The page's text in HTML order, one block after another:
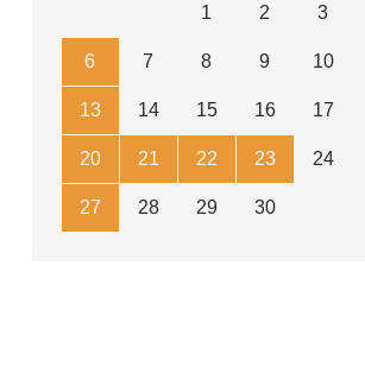
1 2 3
6 7 8 9 10
13 14 15 16 17
20 21 22 23 24
27 28 29 30